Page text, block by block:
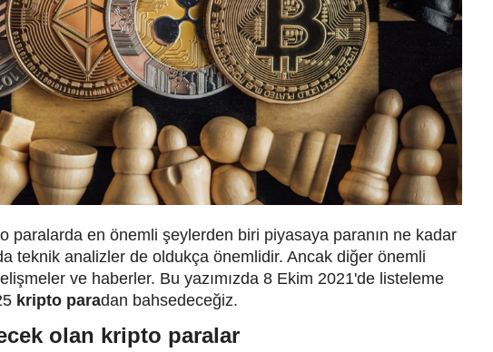
paralarda en önemli şeylerden biri piyasaya paranın ne kadar
teknik analizler de oldukça önemlidir. Ancak diğer önemli
ve haberler. Bu yazımızda 8 Ekim 2021'de listeleme
kripto paradan bahsedeceğiz.
olan kripto paralar